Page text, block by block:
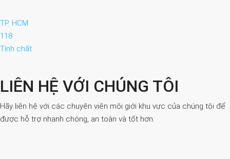
TP. HCM
118
Tính chất
LIÊN HỆ VỚI CHÚNG TÔI
Hãy liên hệ với các chuyên viên môi giới khu vực của chúng tôi để
được hỗ trợ nhanh chóng, an toàn và tốt hơn.